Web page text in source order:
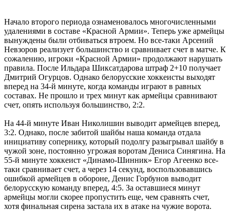
Начало второго периода ознаменовалось многочисленными
удалениями в составе «Красной Армии». Теперь уже армейцы
вынуждены были отбиваться втроем. Но все-таки Арсений
Невзоров реализует большинство и сравнивает счет в матче. К
сожалению, игроки «Красной Армии» продолжают нарушать
правила. После Ильдара Шиксатдарова штраф 2+10 получает
Дмитрий Огурцов. Однако белорусские хоккеисты выходят
вперед на 34-й минуте, когда команды играют в равных
составах. Не прошло и трех минут как армейцы сравнивают
счет, опять используя большинство, 2:2.
На 44-й минуте Иван Николишин выводит армейцев вперед,
3:2. Однако, после забитой шайбы наша команда отдала
инициативу сопернику, который подолгу разыгрывал шайбу в
чужой зоне, постоянно угрожая воротам Дениса Синягина. На
55-й минуте хоккеист «Динамо-Шинник» Егор Агеенко все-
таки сравнивает счет, а через 14 секунд, воспользовавшись
ошибкой армейцев в обороне, Денис Горбунов выводит
белорусскую команду вперед, 4:5. За оставшиеся минут
армейцы могли скорее пропустить еще, чем сравнять счет,
хотя финальная сирена застала их в атаке на чужие ворота.